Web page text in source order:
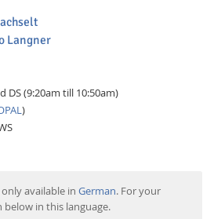
Langner
DS (9:20am till 10:50am)
)
available inGerman. For your
below in this language.